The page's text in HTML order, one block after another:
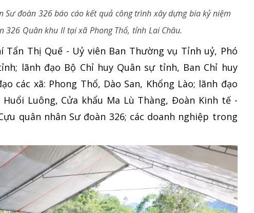
đoàn 326 báo cáo kết quả công trình xây dựng bia kỷ niệm
326 Quân khu II tại xã Phong Thổ, tỉnh Lai Châu.
Tẩn Thị Quế - Uỷ viên Ban Thường vụ Tỉnh uỷ, Phó
lãnh đạo Bộ Chỉ huy Quân sự tỉnh, Ban Chỉ huy
các xã: Phong Thổ, Dào San, Khổng Lào; lãnh đạo
Luông, Cửa khẩu Ma Lù Thàng, Đoàn Kinh tế -
quân nhân Sư đoàn 326; các doanh nghiệp trong